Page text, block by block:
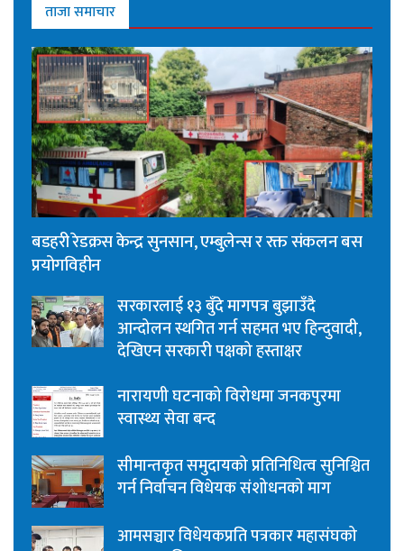
ताजा समाचार
बडहरी रेडक्रस केन्द्र सुनसान, एम्बुलेन्स र रक्त संकलन बस
प्रयोगविहीन
सरकारलाई १३ बुँदे मागपत्र बुझाउँदै
आन्दोलन स्थगित गर्न सहमत भए हिन्दुवादी,
देखिएन सरकारी पक्षको हस्ताक्षर
नारायणी घटनाको विरोधमा जनकपुरमा
स्वास्थ्य सेवा बन्द
सीमान्तकृत समुदायको प्रतिनिधित्व सुनिश्चित
गर्न निर्वाचन विधेयक संशोधनको माग
आमसञ्चार विधेयकप्रति पत्रकार महासंघको